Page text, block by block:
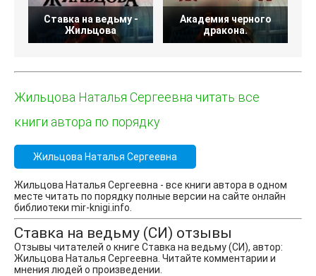
Ставка на ведьму -
Жильцова
Академия черного
дракона.
Жильцова Наталья Сергеевна читать все
книги автора по порядку
Жильцова Наталья Сергеевна
Жильцова Наталья Сергеевна - все книги автора в одном
месте читать по порядку полные версии на сайте онлайн
библиотеки mir-knigi.info.
Ставка на ведьму (СИ) отзывы
Отзывы читателей о книге Ставка на ведьму (СИ), автор:
Жильцова Наталья Сергеевна. Читайте комментарии и
мнения людей о произведении.